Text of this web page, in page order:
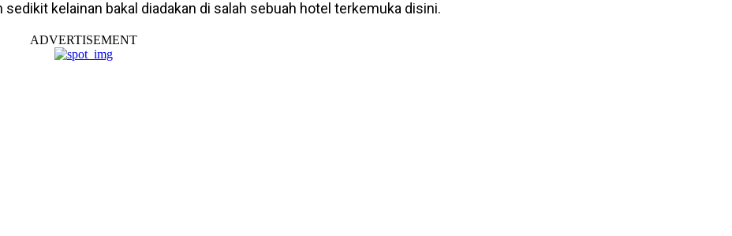
kelainan bakal diadakan di salah sebuah hotel terkemuka disini.
ADVERTISEMENT